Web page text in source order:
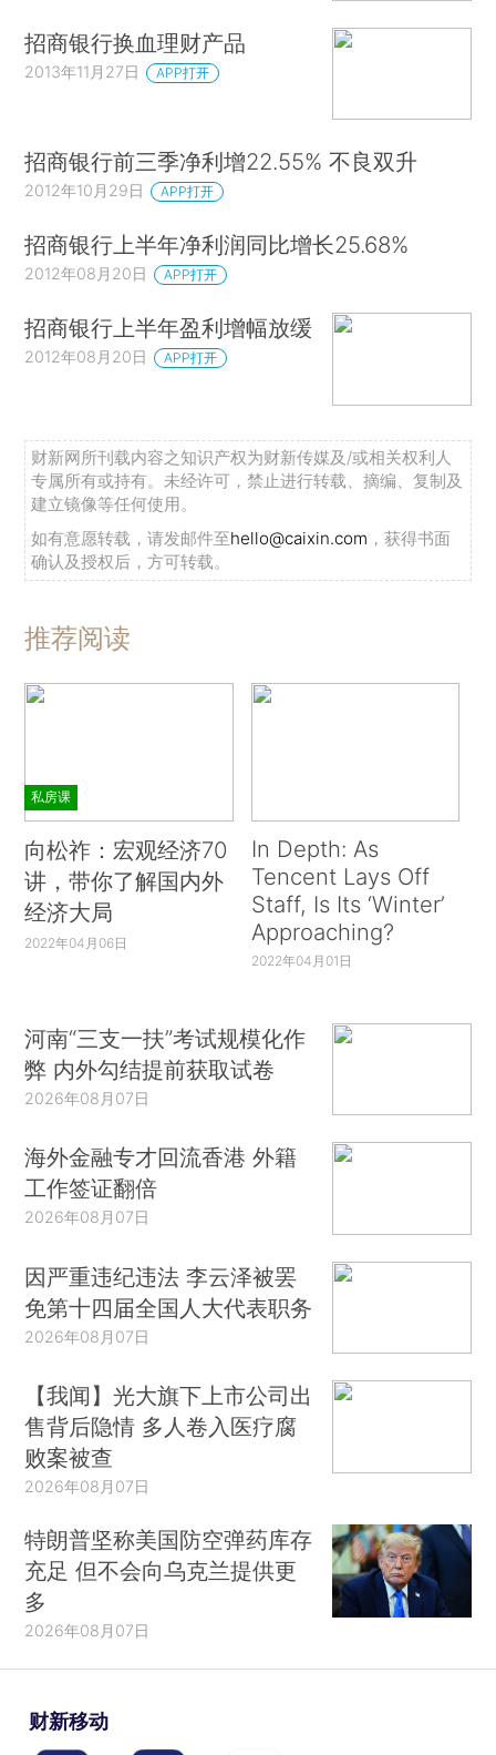
招商银行换血理财产品
2013年11月27日 APP打开
招商银行前三季净利增22.55% 不良双升
2012年10月29日 APP打开
招商银行上半年净利润同比增长25.68%
2012年08月20日 APP打开
招商银行上半年盈利增幅放缓
2012年08月20日 APP打开
财新网所刊载内容之知识产权为财新传媒及/或相关权利人
专属所有或持有。未经许可，禁止进行转载、摘编、复制及
建立镜像等任何使用。
如有意愿转载，请发邮件至hello@caixin.com ，获得书面
确认及授权后，方可转载。
推荐阅读
私房课
向松祚：宏观经济70
讲，带你了解国内外
经济大局
2022年04月06日
In Depth: As
Tencent Lays Off
Staff, Is Its ‘Winter’
Approaching?
2022年04月01日
河南“三支一扶”考试规模化作
弊 内外勾结提前获取试卷
2026年08月07日
海外金融专才回流香港 外籍
工作签证翻倍
2026年08月07日
因严重违纪违法 李云泽被罢
免第十四届全国人大代表职务
2026年08月07日
【我闻】光大旗下上市公司出
售背后隐情 多人卷入医疗腐
败案被查
2026年08月07日
特朗普坚称美国防空弹药库存
充足 但不会向乌克兰提供更
多
2026年08月07日
财新移动